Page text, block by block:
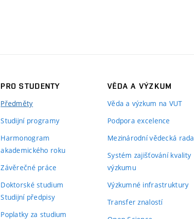
PRO STUDENTY
Předměty
Studijní programy
Harmonogram
akademického roku
Závěrečné práce
Doktorské studium
Studijní předpisy
Poplatky za studium
VĚDA A VÝZKUM
Věda a výzkum na VUT
Podpora excelence
Mezinárodní vědecká rada
Systém zajišťování kvality
výzkumu
Výzkumné infrastruktury
Transfer znalostí